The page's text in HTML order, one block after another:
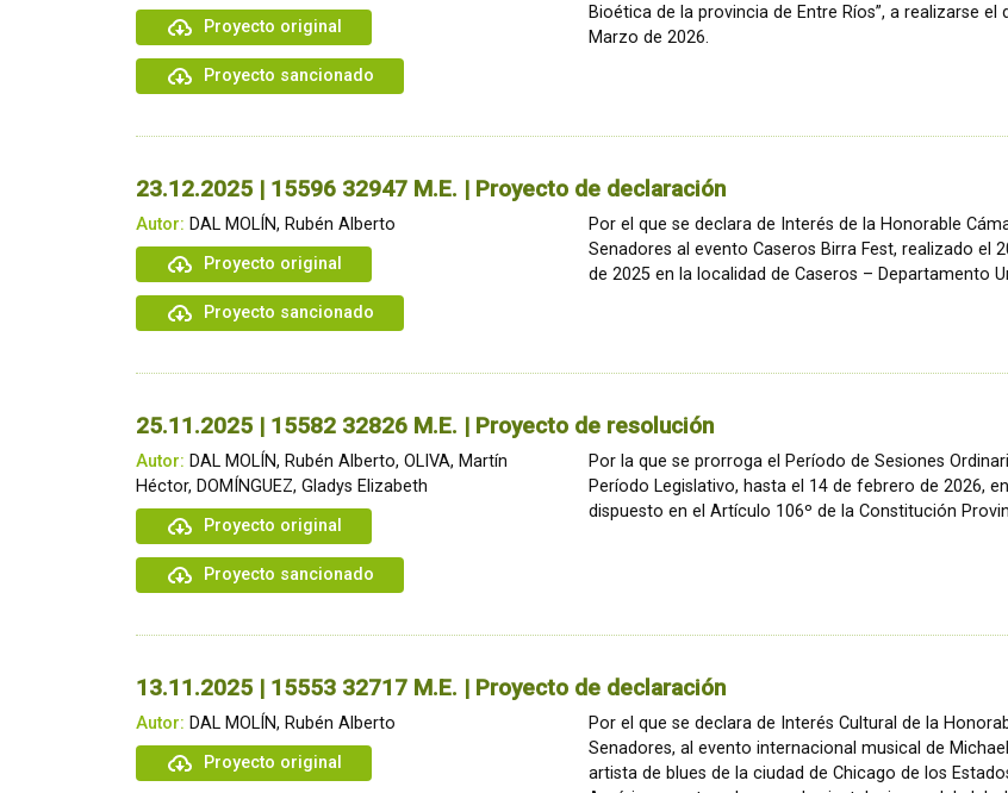
Proyecto original
Proyecto sancionado
Bioética de la provincia de Entre Ríos”, a realizarse el
Marzo de 2026.
23.12.2025 | 15596 32947 M.E. | Proyecto de declaración
Autor: DAL MOLÍN, Rubén Alberto
Proyecto original
Proyecto sancionado
Por el que se declara de Interés de la Honorable
Senadores al evento Caseros Birra Fest, realizado el
de 2025 en la localidad de Caseros – Departamento
25.11.2025 | 15582 32826 M.E. | Proyecto de resolución
Autor: DAL MOLÍN, Rubén Alberto, OLIVA, Martín
Héctor, DOMÍNGUEZ, Gladys Elizabeth
Proyecto original
Proyecto sancionado
Por la que se prorroga el Período de Sesiones
Período Legislativo, hasta el 14 de febrero de 2026,
dispuesto en el Artículo 106º de la Constitución
13.11.2025 | 15553 32717 M.E. | Proyecto de declaración
Autor: DAL MOLÍN, Rubén Alberto
Proyecto original
Por el que se declara de Interés Cultural de la
Senadores, al evento internacional musical de
artista de blues de la ciudad de Chicago de los